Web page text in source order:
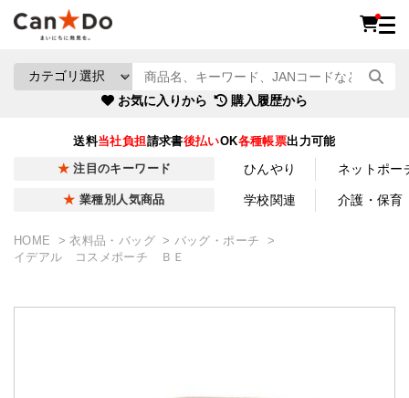
お気に入りから 購入履歴から
送料当社負担請求書後払いOK各種帳票出力可能
注目のキーワード ひんやり ネットポー
業種別人気商品 学校関連 介護・保育
HOME 衣料品・バッグ
バッグ・ポーチ
イデアル コスメポーチ ＢＥ